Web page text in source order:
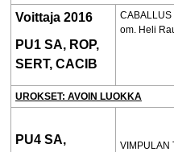
Voittaja 2016
PU1 SA, ROP,
SERT, CACIB
CABALLUS
om. Heli
UROKSET: AVOIN LUOKKA
PU4 SA,
VIMPULAN